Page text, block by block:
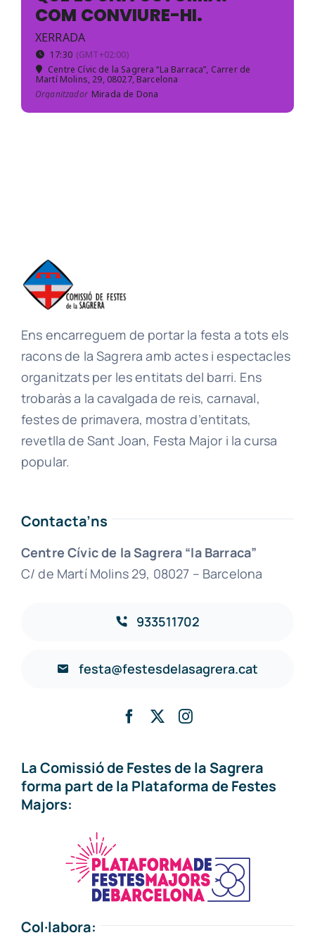
Festa major
Cursa popular
COM CONVIURE-HI.
XERRADA
17:30 (GMT+02:00)
Centre Cívic de la Sagrera “La Barraca”, Carrer de
Martí Molins, 29, 08027, Barcelona
Organitzador Mirada de Dona
Ens encarreguem de portar la festa a tots els
racons de la Sagrera amb actes i espectacles
organitzats per les entitats del barri. Ens
trobaràs a la cavalgada de reis, carnaval,
festes de primavera, mostra d’entitats,
revetlla de Sant Joan, Festa Major i la cursa
popular.
Contacta’ns
Centre Cívic de la Sagrera “la Barraca”
C/ de Martí Molins 29, 08027 – Barcelona
933511702
festa@festesdelasagrera.cat
La Comissió de Festes de la Sagrera
forma part de la Plataforma de Festes
Majors:
Col·labora: